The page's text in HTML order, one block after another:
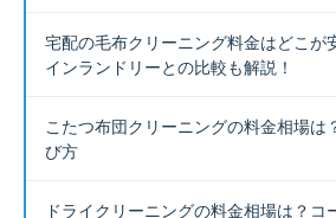
宅配の毛布クリーニング料金はどこが
インランドリーとの比較も解説！
こたつ布団クリーニングの料金相場は
び方
ドライクリーニングの料金相場は？コ